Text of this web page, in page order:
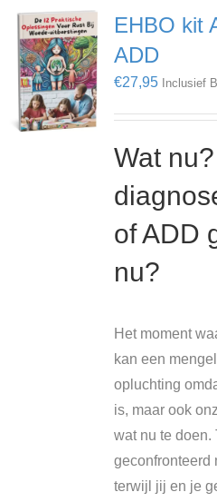
EHBO kit
ADD
€27,95 Inclusief
Wat
of ADD
nu?
Het moment
kan een
opluchting
is, maar ook
wat nu te doen.
geconfronteerd
terwijl jij en je